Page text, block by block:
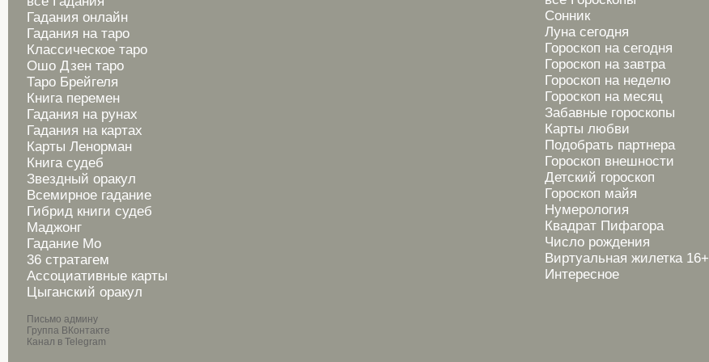
Гадания онлайн
Гадания на таро
Классическое таро
Ошо Дзен таро
Таро Брейгеля
Книга перемен
Гадания на рунах
Гадания на картах
Карты Ленорман
Книга судеб
Звездный оракул
Всемирное гадание
Гибрид книги судеб
Маджонг
Гадание Мо
36 стратагем
Ассоциативные карты
Цыганский оракул
Письмо админу
Группа ВКонтакте
Канал в Telegram
Сонник
Луна сегодня
Гороскоп на сегодня
Гороскоп на завтра
Гороскоп на неделю
Гороскоп на месяц
Забавные гороскопы
Карты любви
Подобрать партнера
Гороскоп внешности
Детский гороскоп
Гороскоп майя
Нумерология
Квадрат Пифагора
Число рождения
Виртуальная жилетка 16+
Интересное